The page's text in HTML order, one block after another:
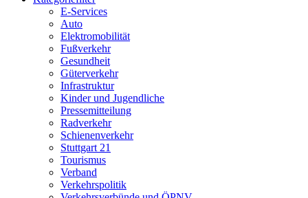
E-Services
Auto
Elektromobilität
Fußverkehr
Gesundheit
Güterverkehr
Infrastruktur
Kinder und Jugendliche
Pressemitteilung
Radverkehr
Schienenverkehr
Stuttgart 21
Tourismus
Verband
Verkehrspolitik